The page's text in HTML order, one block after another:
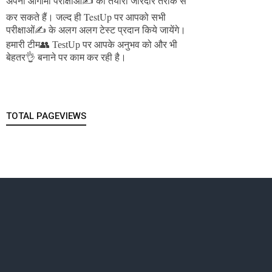
कर सकते हैं।जल्द ही TestUp पर आपको सभी
परीक्षाओं✍️ के अलग अलग टेस्ट प्रदान किये जायेंगे।
हमारी टीम👥 TestUp पर आपके अनुभव को और भी
बेहतर👌 बनाने पर काम कर रही है।
TOTAL PAGEVIEWS